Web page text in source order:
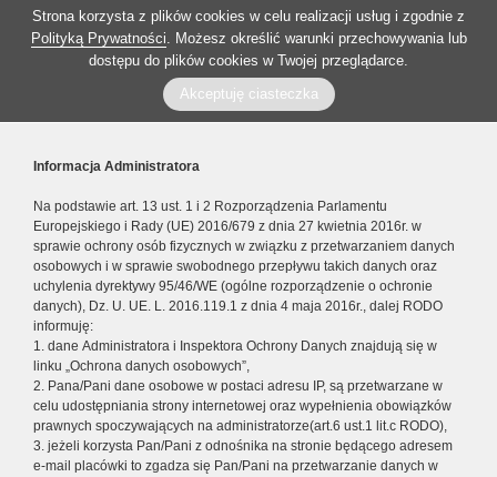
Strona korzysta z plików cookies w celu realizacji usług i zgodnie z
Polityką Prywatności. Możesz określić warunki przechowywania lub
dostępu do plików cookies w Twojej przeglądarce.
Akceptuję ciasteczka
Informacja Administratora
Na podstawie art. 13 ust. 1 i 2 Rozporządzenia Parlamentu
Europejskiego i Rady (UE) 2016/679 z dnia 27 kwietnia 2016r. w
sprawie ochrony osób fizycznych w związku z przetwarzaniem danych
osobowych i w sprawie swobodnego przepływu takich danych oraz
uchylenia dyrektywy 95/46/WE (ogólne rozporządzenie o ochronie
danych), Dz. U. UE. L. 2016.119.1 z dnia 4 maja 2016r., dalej RODO
informuję:
1. dane Administratora i Inspektora Ochrony Danych znajdują się w
linku „Ochrona danych osobowych”,
2. Pana/Pani dane osobowe w postaci adresu IP, są przetwarzane w
celu udostępniania strony internetowej oraz wypełnienia obowiązków
prawnych spoczywających na administratorze(art.6 ust.1 lit.c RODO),
3. jeżeli korzysta Pan/Pani z odnośnika na stronie będącego adresem
e-mail placówki to zgadza się Pan/Pani na przetwarzanie danych w